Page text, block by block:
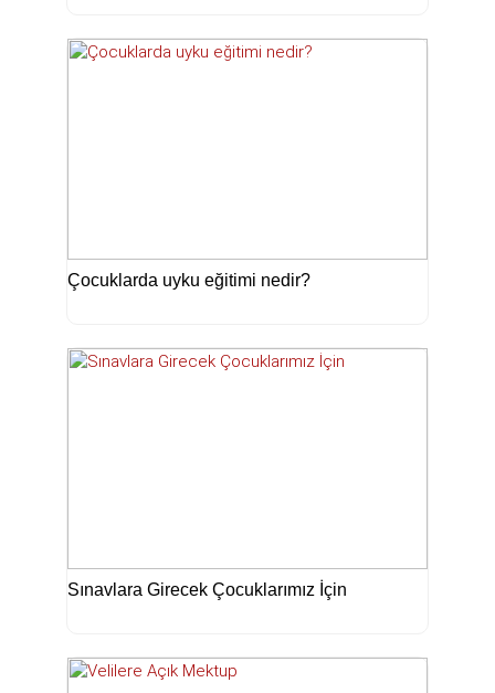
Çocuklarda uyku eğitimi nedir?
Sınavlara Girecek Çocuklarımız İçin